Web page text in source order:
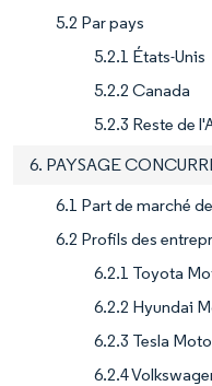
5.2 Par pays
5.2.1 États-Unis
5.2.2 Canada
5.2.3 Reste de
6. PAYSAGE
6.1 Part de marché
6.2 Profils des
6.2.1 Toyota
6.2.2 Hyundai
6.2.3 Tesla
6.2.4